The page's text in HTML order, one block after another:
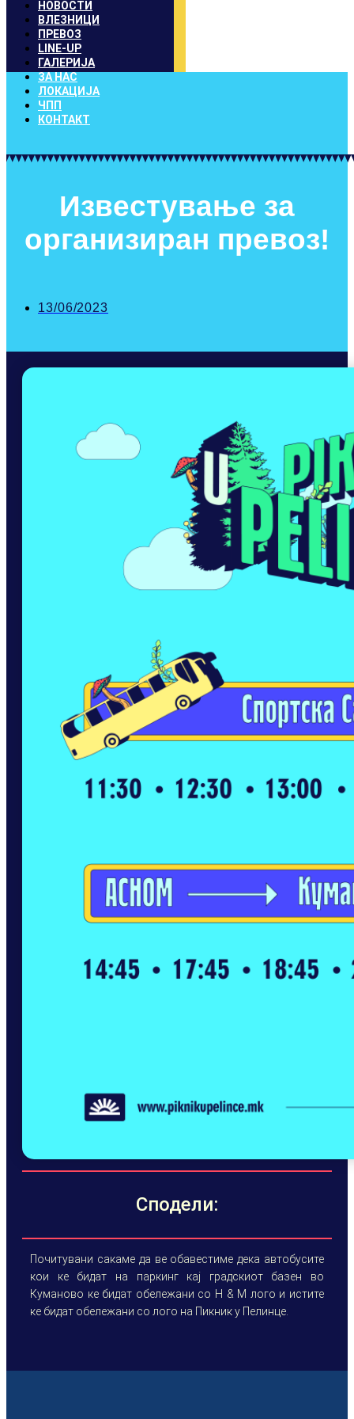
НОВОСТИ
ВЛЕЗНИЦИ
ПРЕВОЗ
LINE-UP
ГАЛЕРИЈА
ЗА НАС
ЛОКАЦИЈА
ЧПП
КОНТАКТ
Известување за
организиран превоз!
13/06/2023
Сподели:
Почитувани сакаме да ве обавестиме дека автобусите
кои ке бидат на паркинг кај градскиот базен во
Куманово ке бидат обележани со Н & М лого и истите
ке бидат обележани со лого на Пикник у Пелинце.